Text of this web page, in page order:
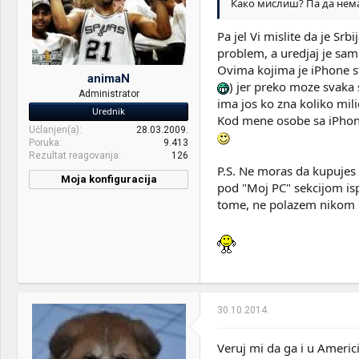
OS & Browser: Windows 7 x64 SP1
Other: Volim AXE
animaN
Administrator
Urednik
Učlanjen(a)
28.03.2009.
Poruka
9.413
Rezultat reagovanja
126
Moja konfiguracija
cl9, 1.5V
VGA & cooler:
Sapphire HD6950 FleX
Edition
Display: 3x Belinea 102035W
Како мислиш? Па да
Pa jel Vi mislite da je
problem, a uredjaj je
Ovima kojima je iPhone
) jer preko moze
ima jos ko zna koliko
Kod mene osobe sa
P.S. Ne moras da
pod "Moj PC" sekcijom
tome, ne polazem
30.10.2014.
Veruj mi da ga i u